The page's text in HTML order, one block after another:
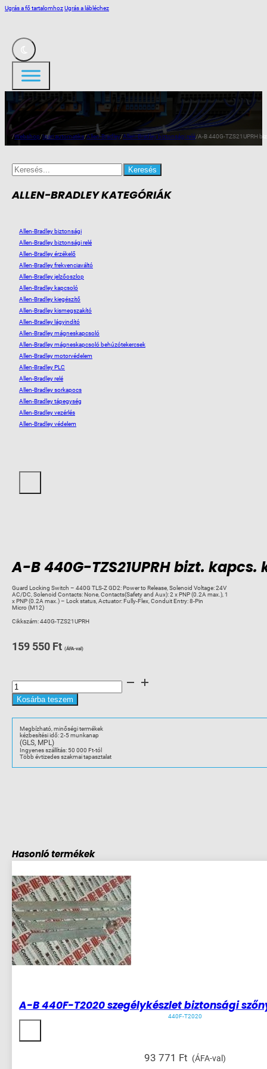
Ugrás a fő tartalomhozUgrás a lábléchez
/Webshop/Ipari automatika/Allen-Bradley/Allen-Bradley biztonsági relé/A-B 440G-TZS21UPRH
Search
for:
ALLEN-BRADLEY KATEGÓRIÁK
Allen-Bradley biztonsági
Allen-Bradley biztonsági relé
Allen-Bradley érzékelő
Allen-Bradley frekvenciaváltó
Allen-Bradley jelzőoszlop
Allen-Bradley kapcsoló
Allen-Bradley kiegészítő
Allen-Bradley kismegszakító
Allen-Bradley lágyindító
Allen-Bradley mágneskapcsoló
Allen-Bradley mágneskapcsoló behúzótekercsek
Allen-Bradley motorvédelem
Allen-Bradley PLC
Allen-Bradley relé
Allen-Bradley sorkapocs
Allen-Bradley tápegység
Allen-Bradley vezérlés
Allen-Bradley védelem
A-B 440G-TZS21UPRH bizt. kapcs.
Guard Locking Switch – 440G TLS-Z GD2: Power to Release, Solenoid Voltage: 24V
AC/DC, Solenoid Contacts: None, Contacts(Safety and Aux): 2 x PNP (0.2A max.), 1
x PNP (0.2A max.) – Lock status, Actuator: Fully-Flex, Conduit Entry: 8-Pin
Micro (M12)
Cikkszám:440G-TZS21UPRH
159 550 Ft (ÁFA-val)
440G-
TZS21UPRH
bizt.
készlet,
mennyiség
Kosárba teszem
Megbízható, minőségi termékek
kézbesítési idő: 2-5 munkanap
(GLS, MPL)
Ingyenes szállítás: 50 000 Ft-tól
Több évtizedes szakmai tapasztalat
Hasonló termékek
A-B 440F-T2020 szegélykészlet biztonsági
440F-T2020
93 771 Ft (ÁFA-val)